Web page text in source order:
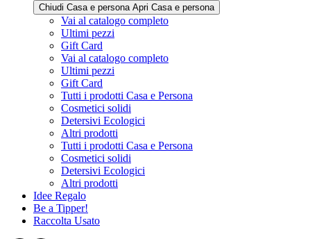
Chiudi Casa e persona Apri Casa e persona
Vai al catalogo completo
Ultimi pezzi
Gift Card
Vai al catalogo completo
Ultimi pezzi
Gift Card
Tutti i prodotti Casa e Persona
Cosmetici solidi
Detersivi Ecologici
Altri prodotti
Tutti i prodotti Casa e Persona
Cosmetici solidi
Detersivi Ecologici
Altri prodotti
Idee Regalo
Be a Tipper!
Raccolta Usato